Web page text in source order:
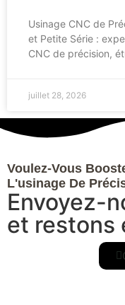
Usinage CNC de
et Petite Série :
CNC de précision,
juillet 28, 2026
Voulez-Vous
L'usinage De
Envoyez-
et restons